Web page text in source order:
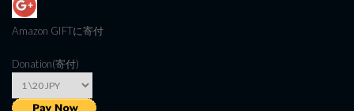
Amazon GIFTに寄付
Donation(寄付)